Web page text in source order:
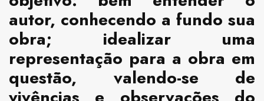
autor, conhecendo a fundo sua
obra; idealizar uma
representação para a obra em
questão, valendo-se de